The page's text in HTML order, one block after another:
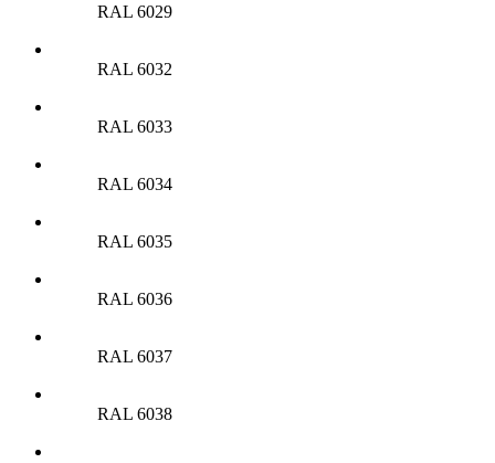
RAL 6029
RAL 6032
RAL 6033
RAL 6034
RAL 6035
RAL 6036
RAL 6037
RAL 6038